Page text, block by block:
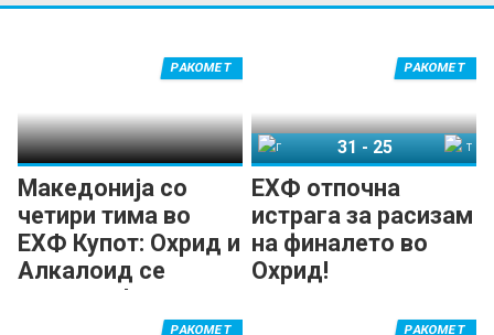
Македонија со
четири тима во
ЕХФ Купот: Охрид и
Алкалоид се
носители!
РАКОМЕТ
ЕХФ отпочна
истрага за расизам
на финалето во
Охрид!
РАКОМЕТ
31 - 25
РАКОМЕТ РАКОМЕТ